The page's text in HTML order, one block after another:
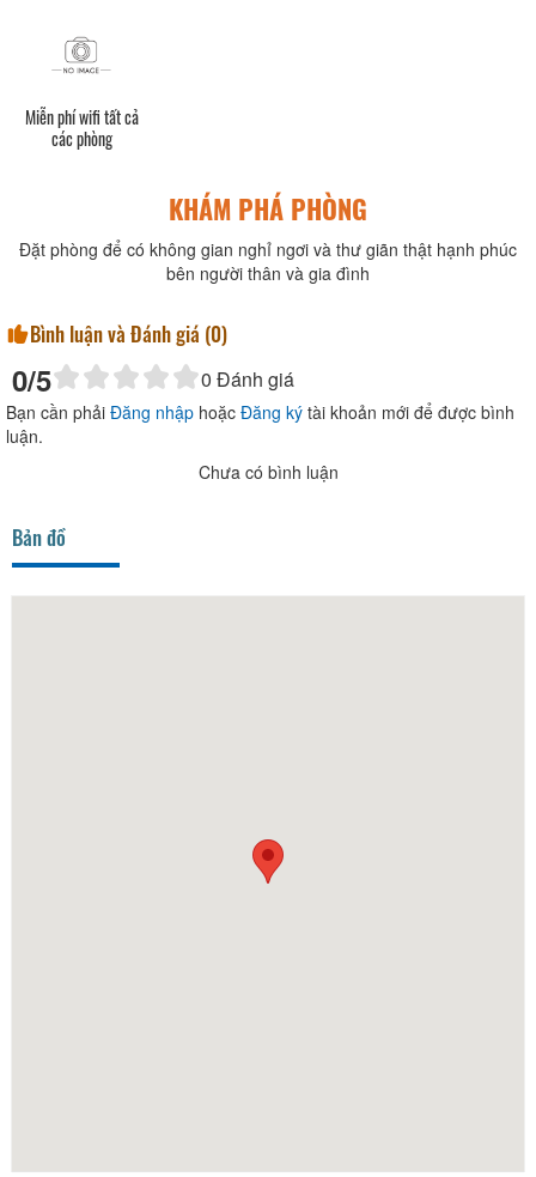
Miễn phí wifi tất cả
các phòng
KHÁM PHÁ PHÒNG
Đặt phòng để có không gian nghỉ ngơi và thư giãn thật hạnh phúc
bên người thân và gia đình
Bình luận và Đánh giá (0)
0/5 0 Đánh giá
Bạn cần phải Đăng nhập hoặc Đăng ký tài khoản mới để được bình
luận.
Chưa có bình luận
Bản đồ